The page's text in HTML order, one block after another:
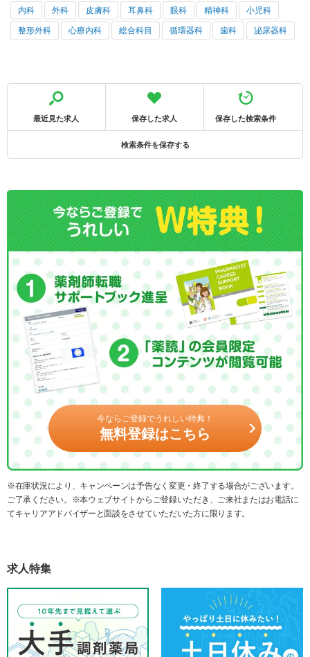
内科 外科 皮膚科 耳鼻科 眼科 精神科 小児科
整形外科 心療内科 総合科目 循環器科 歯科 泌尿器科
最近見た求人 保存した求人 保存した検索条件
検索条件を保存する
今ならご登録でうれしい特典！
無料登録はこちら
※在庫状況により、キャンペーンは予告なく変更・終了する場合がございます。
ご了承ください。※本ウェブサイトからご登録いただき、ご来社またはお電話に
てキャリアアドバイザーと面談をさせていただいた方に限ります。
求人特集